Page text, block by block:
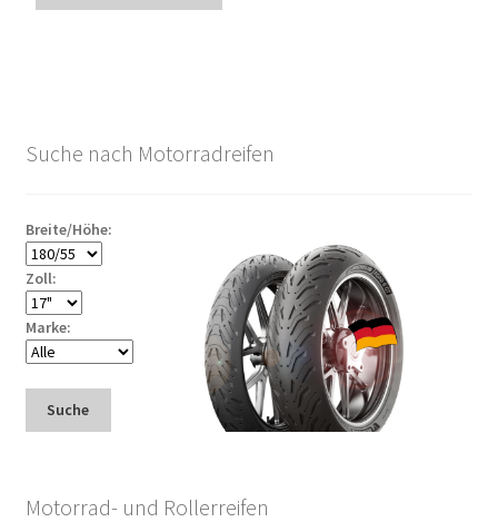
Suche nach Motorradreifen
Breite/Höhe:
Zoll:
Marke:
Suche
Motorrad- und Rollerreifen